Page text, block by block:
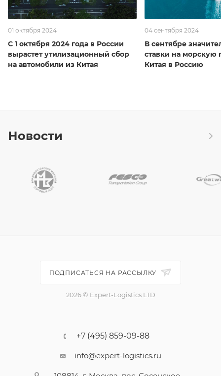
01 октября 2024
С 1 октября 2024 года в России
вырастет утилизационный сбор
на автомобили из Китая
04 сентября 2024
В сентябре
ставки на морскую
Китая в Россию
Новости
ПОДПИСАТЬСЯ НА РАССЫЛКУ
2026 © Expert-Logistics LTD
+7 (495) 859-09-88
info@expert-logistics.ru